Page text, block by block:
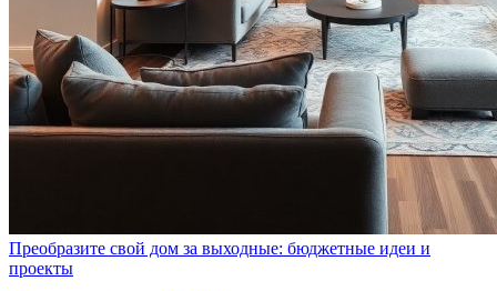
Преобразите свой дом за выходные: бюджетные идеи и
проекты